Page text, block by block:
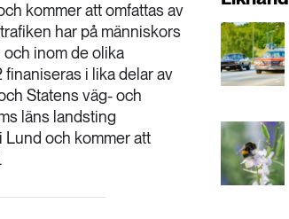
kommer att omfattas av
har på människors
och inom de olika
i lika delar av
Statens väg- och
läns landsting
Lund och kommer att